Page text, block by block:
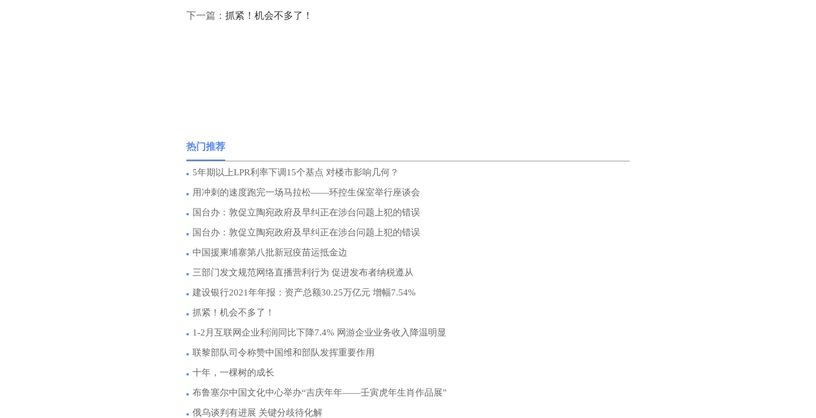
下一篇： 抓紧！机会不多了！
热门推荐
5年期以上LPR利率下调15个基点 对楼市影响几何？
用冲刺的速度跑完一场马拉松——环控生保室举行座谈会
国台办：敦促立陶宛政府及早纠正在涉台问题上犯的错误
国台办：敦促立陶宛政府及早纠正在涉台问题上犯的错误
中国援柬埔寨第八批新冠疫苗运抵金边
三部门发文规范网络直播营利行为 促进发布者纳税遵从
建设银行2021年年报：资产总额30.25万亿元 增幅7.54%
抓紧！机会不多了！
1-2月互联网企业利润同比下降7.4% 网游企业业务收入降温明显
联黎部队司令称赞中国维和部队发挥重要作用
十年，一棵树的成长
布鲁塞尔中国文化中心举办“吉庆年年——壬寅虎年生肖作品展”
俄乌谈判有进展 关键分歧待化解